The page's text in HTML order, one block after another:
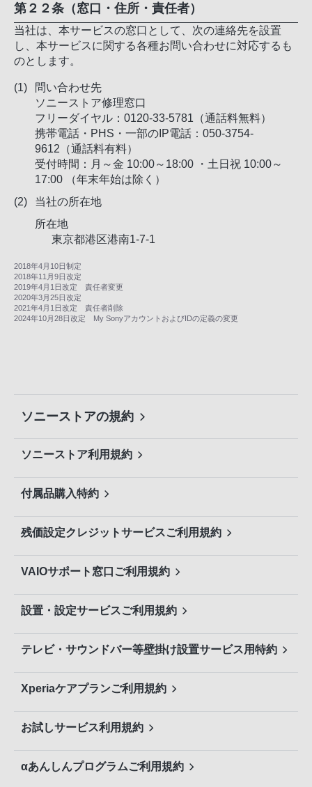
第２２条（窓口・住所・責任者）
当社は、本サービスの窓口として、次の連絡先を設置
し、本サービスに関する各種お問い合わせに対応するも
のとします。
問い合わせ先
ソニーストア修理窓口
フリーダイヤル：0120-33-5781（通話料無料）
携帯電話・PHS・一部のIP電話：050-3754-
9612（通話料有料）
受付時間：月～金 10:00～18:00 ・土日祝 10:00～
17:00 （年末年始は除く）
当社の所在地
所在地
東京都港区港南1-7-1
2018年4月10日制定
2018年11月9日改定
2019年4月1日改定 責任者変更
2020年3月25日改定
2021年4月1日改定 責任者削除
2024年10月28日改定 My SonyアカウントおよびIDの定義の変更
ソニーストアの規約
ソニーストア利用規約
付属品購入特約
残価設定クレジットサービスご利用規約
VAIOサポート窓口ご利用規約
設置・設定サービスご利用規約
テレビ・サウンドバー等壁掛け設置サービス用特約
Xperiaケアプランご利用規約
お試しサービス利用規約
αあんしんプログラムご利用規約